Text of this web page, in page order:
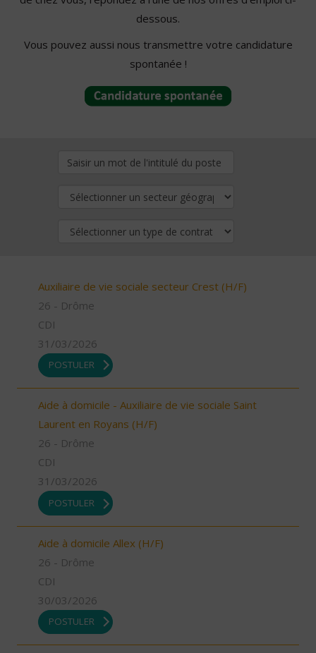
dessous.
Vous pouvez aussi nous transmettre votre candidature
spontanée !
Auxiliaire de vie sociale secteur Crest (H/F)
26 - Drôme
CDI
31/03/2026
POSTULER
Aide à domicile - Auxiliaire de vie sociale Saint
Laurent en Royans (H/F)
26 - Drôme
CDI
31/03/2026
POSTULER
Aide à domicile Allex (H/F)
26 - Drôme
CDI
30/03/2026
POSTULER